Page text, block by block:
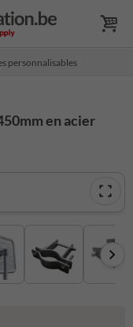
personnalisables
en acier